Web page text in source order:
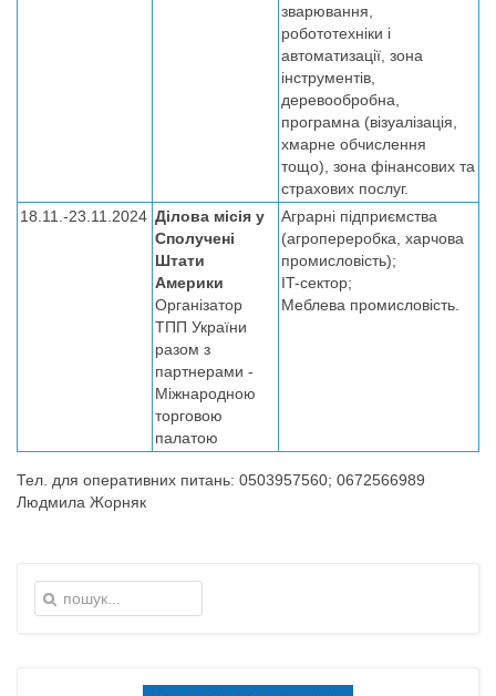
зварювання,
робототехніки і
автоматизації, зона
інструментів,
деревообробна,
програмна (візуалізація,
хмарне обчислення
тощо), зона фінансових та
страхових послуг.
18.11.-23.11.2024 Ділова місія у
Сполучені
Штати
Америки
Організатор
ТПП України
разом з
партнерами -
Міжнародною
торговою
палатою
Аграрні підприємства
(агропереробка, харчова
промисловість);
IT-сектор;
Меблева промисловість.
Тел. для оперативних питань: 0503957560; 0672566989
Людмила Жорняк